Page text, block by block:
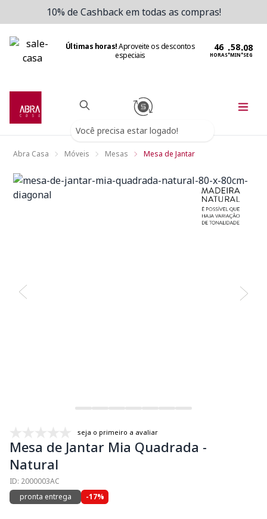
10% de Cashback em todas as compras!
Últimas horas!Aproveite os descontos
especiais
HORAS:MIN:SEG
Você precisa estar logado!
Abra Casa Móveis Mesas Mesa de Jantar
seja o primeiro a avaliar
Mesa de Jantar Mia Quadrada -
Natural
ID: 2000003AC
pronta entrega
-17%